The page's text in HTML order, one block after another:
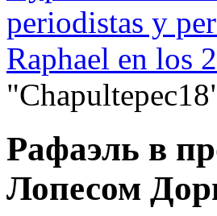
periodistas y
Raphael en los
Рафаэль в
Лопесом